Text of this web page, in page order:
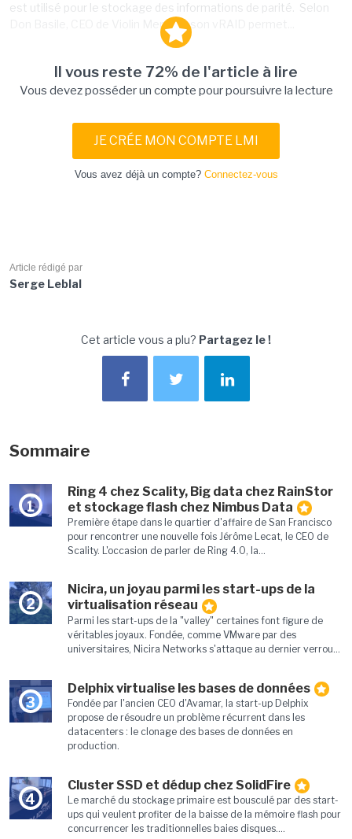
est utilisé pour le stockage des informations de parité. Selon
Don Basile, CEO de Violin Memory, son vRAID permet...
Il vous reste 72% de l'article à lire
Vous devez posséder un compte pour poursuivre la lecture
JE CRÉE MON COMPTE LMI
Vous avez déjà un compte? Connectez-vous
Article rédigé par
Serge Leblal
Cet article vous a plu? Partagez le !
Sommaire
1
Ring 4 chez Scality, Big data chez RainStor
et stockage flash chez Nimbus Data
Première étape dans le quartier d'affaire de San Francisco
pour rencontrer une nouvelle fois Jérôme Lecat, le CEO de
Scality. L'occasion de parler de Ring 4.0, la...
2
Nicira, un joyau parmi les start-ups de la
virtualisation réseau
Parmi les start-ups de la "valley" certaines font figure de
véritables joyaux. Fondée, comme VMware par des
universitaires, Nicira Networks s'attaque au dernier verrou...
3
Delphix virtualise les bases de données
Fondée par l'ancien CEO d'Avamar, la start-up Delphix
propose de résoudre un problème récurrent dans les
datacenters : le clonage des bases de données en
production.
4
Cluster SSD et dédup chez SolidFire
Le marché du stockage primaire est bousculé par des start-
ups qui veulent profiter de la baisse de la mémoire flash pour
concurrencer les traditionnelles baies disques....